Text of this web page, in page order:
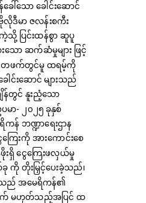
သော ခေါင်းဆောင်
ဒီမာ ဇလန်းစကီး
ပြင်းထန်စွာ ဆူပူ
းသော ဆက်ဆံမှုများ ဖြင့်
။ တဖက်တွင်မူ ထရမ့်ကို
င်းဆောင် များသည်
တွင် နူးညံ့သော
- ၂၀၂၅ ခုနှစ်
ဘဏ္ဍာရေးဌာန
ြေးကို အားကောင်းစေ
ရှိ ငွေကြေးဖလှယ်မှု
ခု ကို တိုးမြှင့်ပေးခဲ့သည်၊
းသည် အမေရိကန်၏
က် မဟုတ်သည့်အပြင် ထ